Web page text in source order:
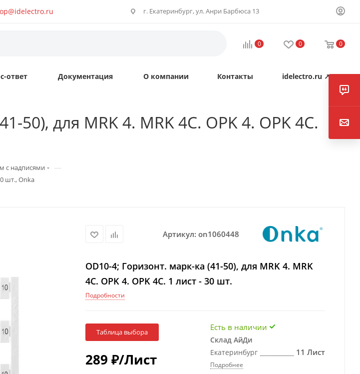
г. Екатеринбург, ул. Анри Барбюса 13
0 0 0
ответ Документация О компании Контакты idelectro.ru ↗
50), для MRK 4. MRK 4C. OPK 4. OPK 4C.
с надписями —
шт., Onka
Артикул: on1060448
OD10-4; Горизонт. марк-ка (41-50), для MRK 4. MRK
4C. OPK 4. OPK 4C. 1 лист - 30 шт.
Подробности
Таблица выбора
289 ₽/Лист
Есть в наличии
Склад АйДи
Екатеринбург
11 Лист
Подробнее